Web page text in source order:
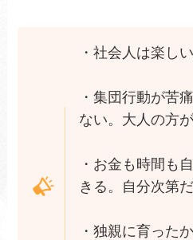
・社会人は楽し
・集団行動が苦
ない。大人の方
・お金も時間も
きる。自分次第
・独親に育った